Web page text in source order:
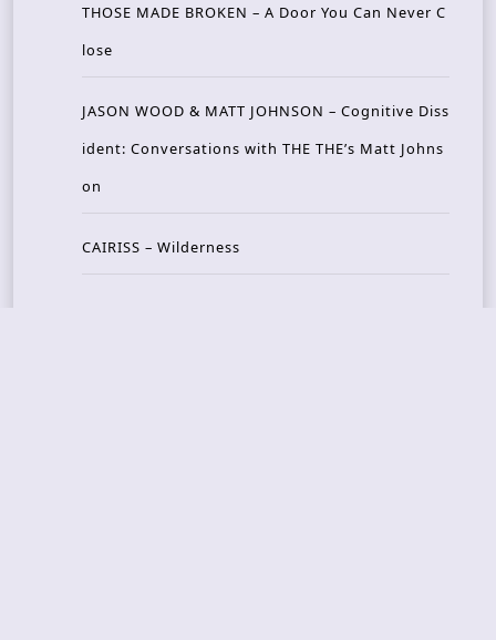
THOSE MADE BROKEN – A Door You Can Never C
lose
JASON WOOD & MATT JOHNSON – Cognitive Diss
ident: Conversations with THE THE’s Matt Johns
on
CAIRISS – Wilderness